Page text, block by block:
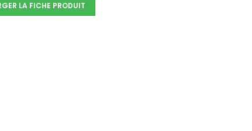
LA FICHE PRODUIT